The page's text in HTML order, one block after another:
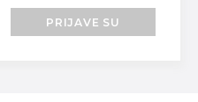
PRIJAVE SU